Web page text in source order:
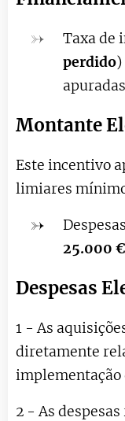
Taxa de
perdido)
Montante
Este incentivo
limiares
25.000 €
Despesas
1 -As
diretamente
implementação
2 - As